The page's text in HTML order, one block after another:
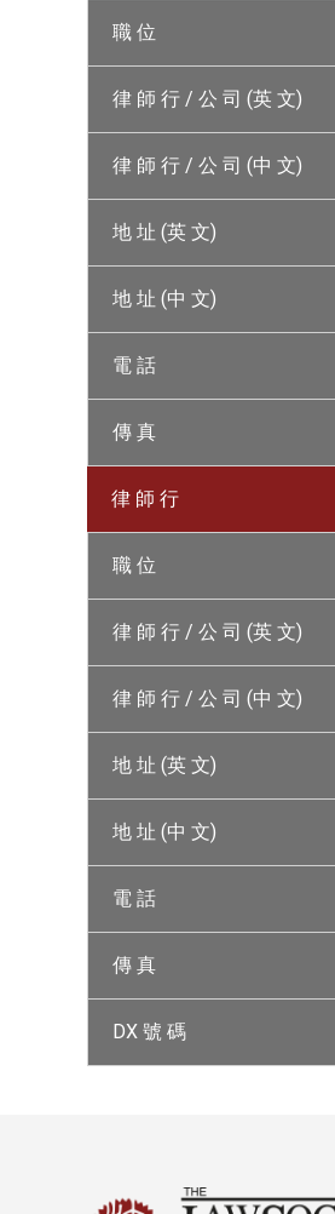
職 位
律 師 行 / 公 司 (英 文)
律 師 行 / 公 司 (中 文)
地 址 (英 文)
地 址 (中 文)
電 話
傳 真
律 師 行
職 位
律 師 行 / 公 司 (英 文)
律 師 行 / 公 司 (中 文)
地 址 (英 文)
地 址 (中 文)
電 話
傳 真
DX 號 碼